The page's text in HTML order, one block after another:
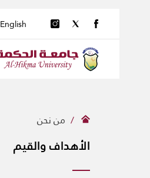
English
من نحن
الأهداف والقيم